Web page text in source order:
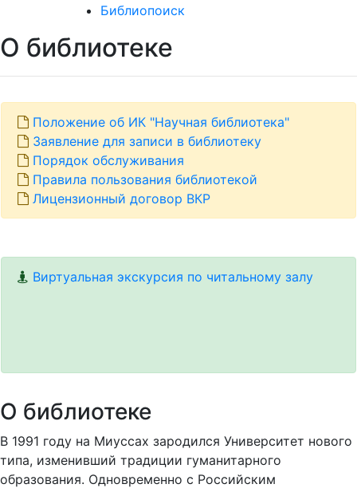
Библиопоиск
О библиотеке
Положение об ИК "Научная библиотека"
Заявление для записи в библиотеку
Порядок обслуживания
Правила пользования библиотекой
Лицензионный договор ВКР
Виртуальная экскурсия по читальному залу
О библиотеке
В 1991 году на Миуссах зародился Университет нового
типа, изменивший традиции гуманитарного
образования. Одновременно с Российским